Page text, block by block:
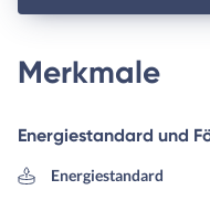
Merkmale
Energiestandard und
Energiestandard